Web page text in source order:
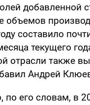
добавленной
объемов
составило
текущего
отрасли также
Андрей
по его словам, в